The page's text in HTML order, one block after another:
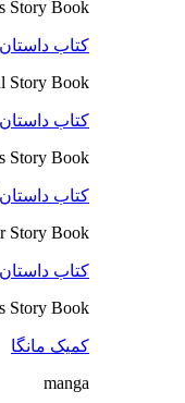
Story Book
کتاب
Story Book
کتاب داستان
Story Book
کتاب داستان
Story Book
کتاب
Story Book
کمیک مانگا
manga